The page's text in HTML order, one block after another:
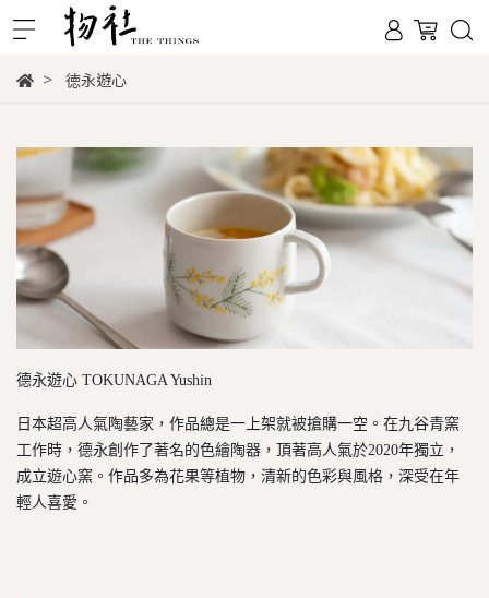
徳永遊心
德永遊心 TOKUNAGA Yushin
日本超高人氣陶藝家，作品總是一上架就被搶購一空。在九谷青窯
工作時，德永創作了著名的色繪陶器，頂著高人氣於2020年獨立，
成立遊心窯。作品多為花果等植物，清新的色彩與風格，深受在年
輕人喜愛。